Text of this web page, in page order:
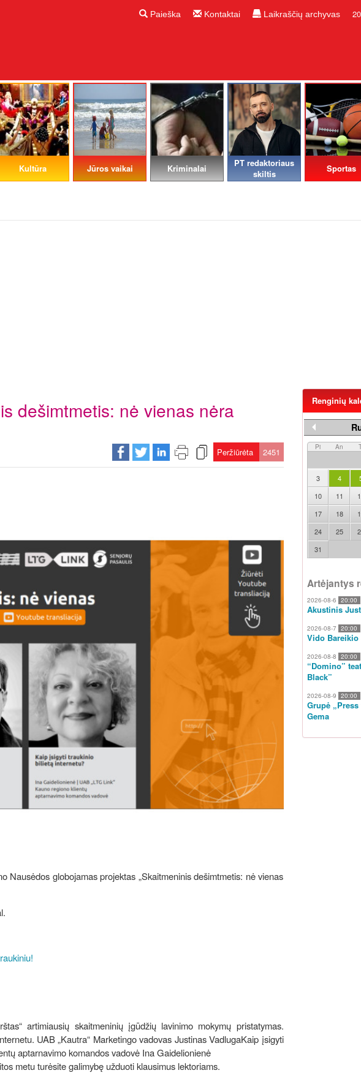
Paieška Kontaktai Laikraščių archyvas
Kultūra Jūros vaikai Kriminalai
PT redaktoriaus
skiltis
Sportas
dešimtmetis: nė vienas nėra
Peržiūrėta 2451
Nausėdos globojamas projektas „Skaitmeninis dešimtmetis: nė vienas
artimiausių skaitmeninių įgūdžių lavinimo mokymų pristatymas.
UAB „Kautra“ Marketingo vadovas Justinas VadlugaKaip įsigyti
aptarnavimo komandos vadovė Ina Gaidelionienė
metu turėsite galimybę užduoti klausimus lektoriams.
Renginių
Pi An
3
4
10
11
17
18
24
25
31
Artėjantys
2026-08-6 20:00
Akustinis
2026-08-7 20:00
Vido
2026-08-8 20:00
“Domino”
Black”
2026-08-9 20:00
Grupė
Gema